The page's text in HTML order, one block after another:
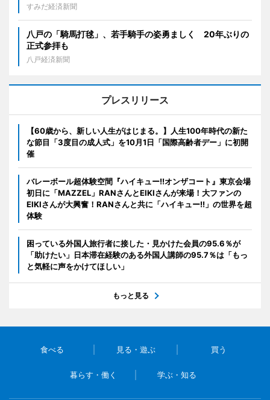
すみだ経済新聞
八戸の「騎馬打毬」、若手騎手の姿勇ましく 20年ぶりの
正式参拝も
八戸経済新聞
プレスリリース
【60歳から、新しい人生がはじまる。】人生100年時代の新た
な節目「3度目の成人式」を10月1日「国際高齢者デー」に初開
催
バレーボール超体験空間『ハイキュー!!オンザコート』東京会場
初日に「MAZZEL」RANさんとEIKIさんが来場！大ファンの
EIKIさんが大興奮！RANさんと共に「ハイキュー!!」の世界を超
体験
困っている外国人旅行者に接した・見かけた会員の95.6％が
「助けたい」日本滞在経験のある外国人講師の95.7％は「もっ
と気軽に声をかけてほしい」
もっと見る
食べる 見る・遊ぶ 買う
暮らす・働く 学ぶ・知る